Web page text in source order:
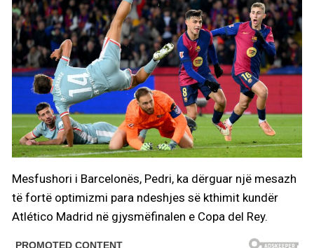
Mesfushori i Barcelonës, Pedri, ka dërguar një mesazh
të fortë optimizmi para ndeshjes së kthimit kundër
Atlético Madrid në gjysmëfinalen e Copa del Rey.